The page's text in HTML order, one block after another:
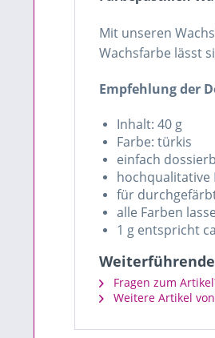
Mit unseren
Wachsfarbe lässt
Empfehlung der
Inhalt: 40 g
Farbe: türkis
einfach
hochqualitative
für
alle Farben
1 g entspricht
Fragen zum
Weitere Artikel